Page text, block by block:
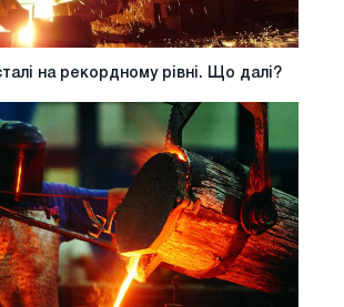
на рекордному рівні. Що далі?